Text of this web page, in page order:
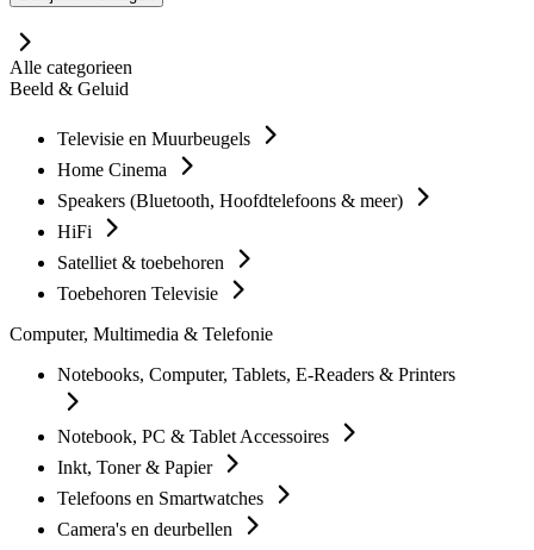
Alle categorieen
Beeld & Geluid
Televisie en Muurbeugels
Home Cinema
Speakers (Bluetooth, Hoofdtelefoons & meer)
HiFi
Satelliet & toebehoren
Toebehoren Televisie
Computer, Multimedia & Telefonie
Notebooks, Computer, Tablets, E-Readers & Printers
Notebook, PC & Tablet Accessoires
Inkt, Toner & Papier
Telefoons en Smartwatches
Camera's en deurbellen